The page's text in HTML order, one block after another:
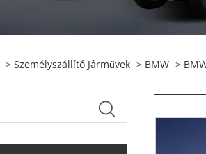
> Személyszállító Járművek > BMW >